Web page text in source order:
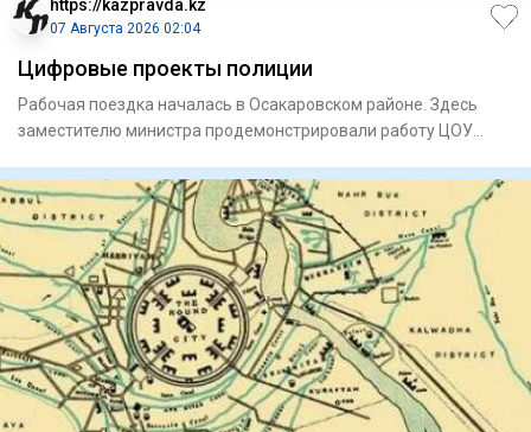
https://kazpravda.kz
07 Августа 2026 02:04
Цифровые проекты полиции
Рабочая поездка началась в Осакаровском районе. Здесь
замес­тителю министра продемонстрировали работу ЦОУ